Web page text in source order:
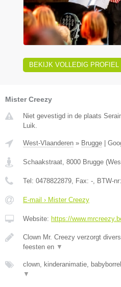
BEKIJK VOLLEDIG PROFIEL
Mister Creezy
Niet gevestigd in de plaats
Luik.
West-Vlaanderen » Brugge
Schaakstraat, 8000 Brugge (
Tel: 0478822879, Fax: -, BTW-nr:
E-mail › Mister Creezy
Website: https://
Clown Mr. Creezy verzorgt
feesten en ▼
clown, kinderanimatie,
▼